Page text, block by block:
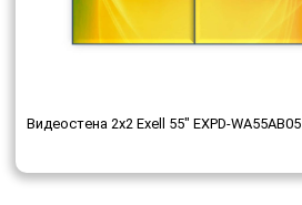
Видеостена 2x2 Exell 55" EXPD-WA55AB05